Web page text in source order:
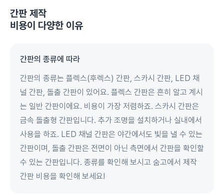
간판 제작
비용이 다양한 이유
간판의 종류에 따라
간판의 종류는 플렉스(후렉스) 간판, 스카시 간판, LED 채
널 간판, 돌출 간판이 있어요. 플렉스 간판은 흔히 알고 계시
는 일반 간판이에요. 비용이 가장 저렴하죠. 스카시 간판은
금속 돌출형 간판입니다. 추가 조명을 설치하거나 실내에서
사용을 하죠. LED 채널 간판은 야간에서도 빛을 낼 수 있는
간판이며, 돌출 간판은 전면이 아닌 측면에서 간판을 확인할
수 있는 간판입니다. 종류를 확인해 보시고 숨고에서 제작
간판 비용을 확인해 보세요!